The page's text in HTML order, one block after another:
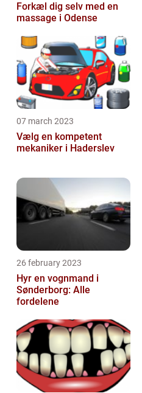
Forkæl dig selv med en
massage i Odense
07 march 2023
Vælg en kompetent
mekaniker i Haderslev
26 february 2023
Hyr en vognmand i
Sønderborg: Alle
fordelene